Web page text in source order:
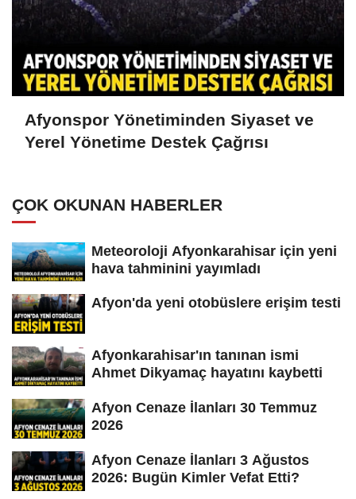
Afyonspor Yönetiminden Siyaset ve
Yerel Yönetime Destek Çağrısı
ÇOK OKUNAN HABERLER
Meteoroloji Afyonkarahisar için yeni
hava tahminini yayımladı
Afyon'da yeni otobüslere erişim testi
Afyonkarahisar'ın tanınan ismi
Ahmet Dikyamaç hayatını kaybetti
Afyon Cenaze İlanları 30 Temmuz
2026
Afyon Cenaze İlanları 3 Ağustos
2026: Bugün Kimler Vefat Etti?